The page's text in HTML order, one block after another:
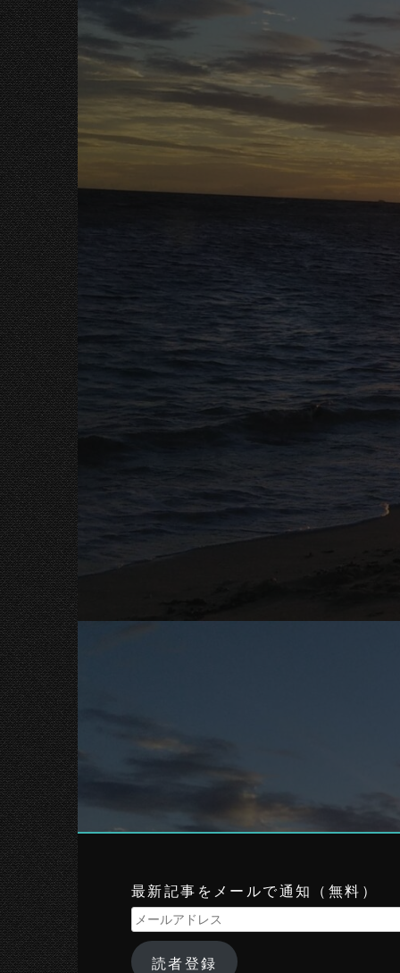
最新記事をメールで通知（無料）
メ
ー
ル
ア
読者登録